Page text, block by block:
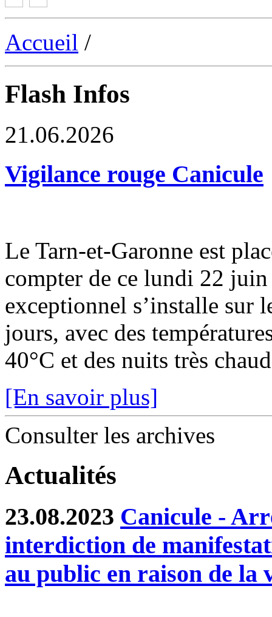
Accueil /
Flash Infos
21.06.2026
Vigilance rouge Canicule
Le Tarn-et-Garonne est
compter de ce lundi 22
exceptionnel s’installe sur
jours, avec des
40°C et des nuits très
[En savoir plus]
Consulter les archives
Actualités
23.08.2023 Canicule -
interdiction de
au public en raison de la